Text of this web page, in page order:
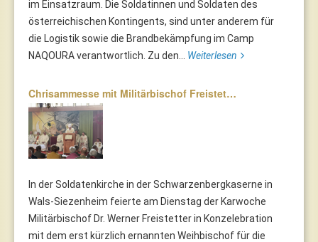
im Einsatzraum. Die Soldatinnen und Soldaten des
österreichischen Kontingents, sind unter anderem für
die Logistik sowie die Brandbekämpfung im Camp
NAQOURA verantwortlich. Zu den... Weiterlesen
Chrisammesse mit Militärbischof Freistet…
In der Soldatenkirche in der Schwarzenbergkaserne in
Wals-Siezenheim feierte am Dienstag der Karwoche
Militärbischof Dr. Werner Freistetter in Konzelebration
mit dem erst kürzlich ernannten Weihbischof für die